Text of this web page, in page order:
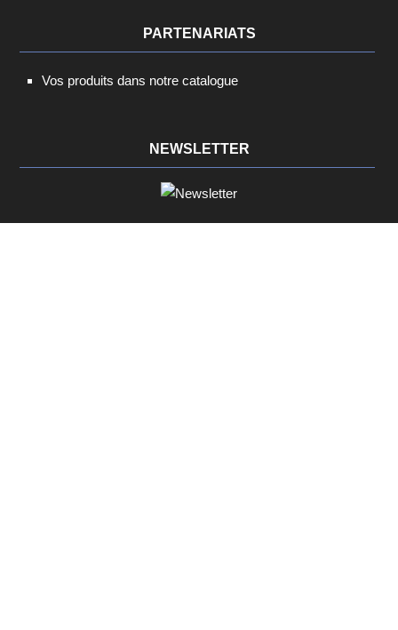
PARTENARIATS
Vos produits dans notre catalogue
NEWSLETTER